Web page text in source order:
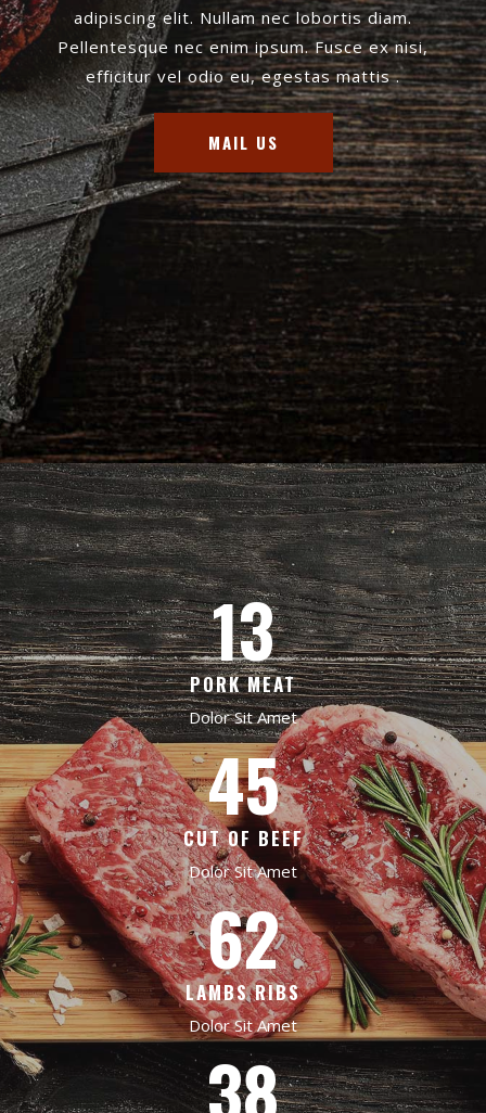
adipiscing elit. Nullam nec lobortis diam.
Pellentesque nec enim ipsum. Fusce ex nisi,
efficitur vel odio eu, egestas mattis .
MAIL US
13
PORK MEAT
Dolor Sit Amet
45
CUT OF BEEF
Dolor Sit Amet
62
LAMBS RIBS
Dolor Sit Amet
38